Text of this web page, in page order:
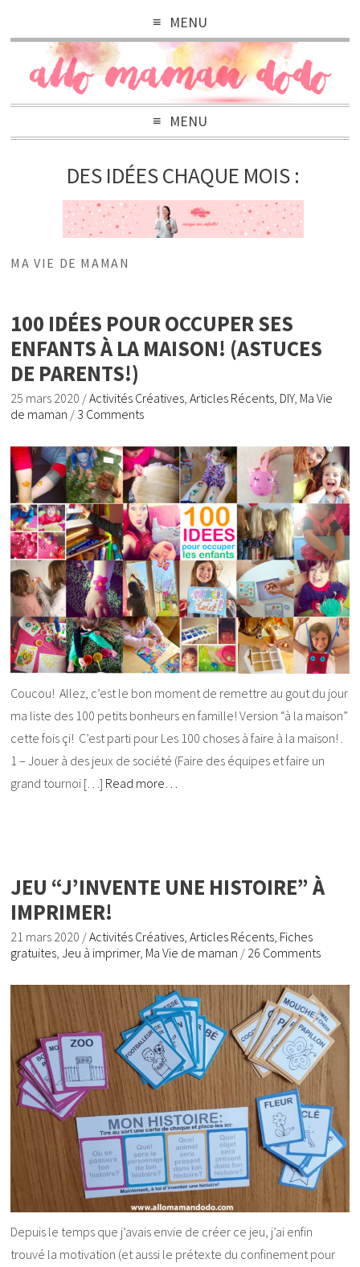
MENU
MENU
DES IDÉES CHAQUE MOIS :
MA VIE DE MAMAN
100 IDÉES POUR OCCUPER SES
ENFANTS À LA MAISON! (ASTUCES
DE PARENTS!)
25 mars 2020 /Activités Créatives ,Articles Récents DIY, Ma Vie
de maman / 3 Comments
Coucou! Allez, c’est le bon moment de remettre au gout du jour
ma liste des 100 petits bonheurs en famille! Version “à la maison”
cette fois çi! C’est parti pour Les 100 choses à faire à la maison! .
1 – Jouer à des jeux de société (Faire des équipes et faire un
grand tournoi […] Read more…
JEU “J’INVENTE UNE HISTOIRE” À
IMPRIMER!
21 mars 2020 /Activités Créatives ,Articles Récents Fiches
gratuites ,Jeu à imprimer, Ma Vie de maman / 26 Comments
Depuis le temps que j’avais envie de créer ce jeu, j’ai enfin
trouvé la motivation (et aussi le prétexte du confinement pour